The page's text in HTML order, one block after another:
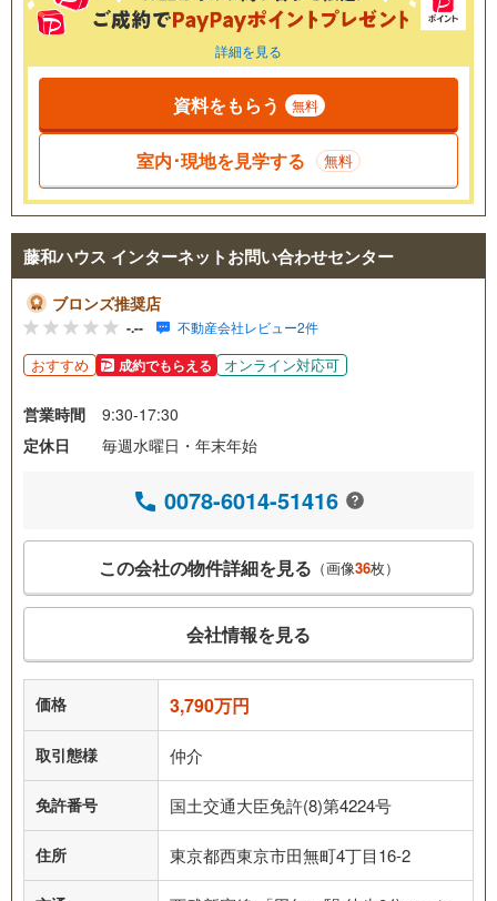
詳細を見る
資料をもらう 無料
室内･現地を見学する 無料
藤和ハウス インターネットお問い合わせセンター
ブロンズ推奨店
-.-- 不動産会社レビュー2件
おすすめ 成約でもらえる オンライン対応可
営業時間
9:30-17:30
定休日
毎週水曜日・年末年始
0078-6014-51416
この会社の物件詳細を見る （画像36枚）
会社情報を見る
価格 3,790万円
取引態様 仲介
免許番号 国土交通大臣免許(8)第4224号
住所 東京都西東京市田無町4丁目16-2